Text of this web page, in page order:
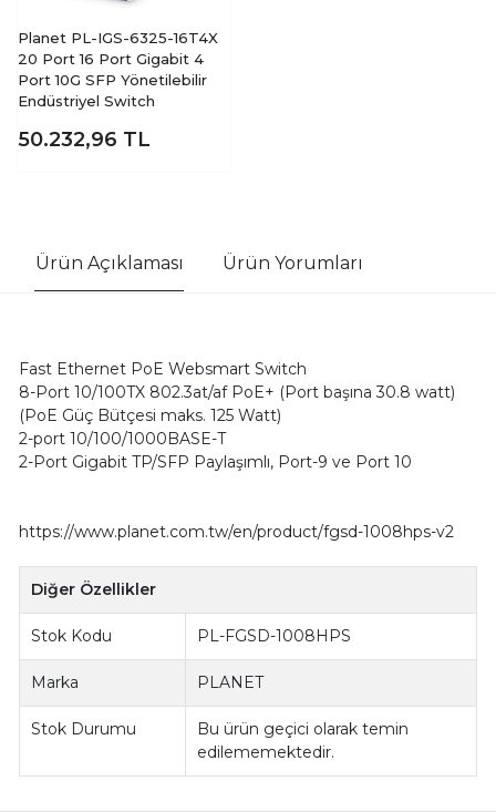
Planet PL-IGS-6325-16T4X
20 Port 16 Port Gigabit 4
Port 10G SFP Yönetilebilir
Endüstriyel Switch
50.232,96 TL
Ürün Açıklaması Ürün Yorumları
Fast Ethernet PoE Websmart Switch
8-Port 10/100TX 802.3at/af PoE+ (Port başına 30.8 watt)
(PoE Güç Bütçesi maks. 125 Watt)
2-port 10/100/1000BASE-T
2-Port Gigabit TP/SFP Paylaşımlı, Port-9 ve Port 10
https://www.planet.com.tw/en/product/fgsd-1008hps-v2
Diğer Özellikler
Stok Kodu PL-FGSD-1008HPS
Marka PLANET
Stok Durumu
Bu ürün geçici olarak temin
edilememektedir.